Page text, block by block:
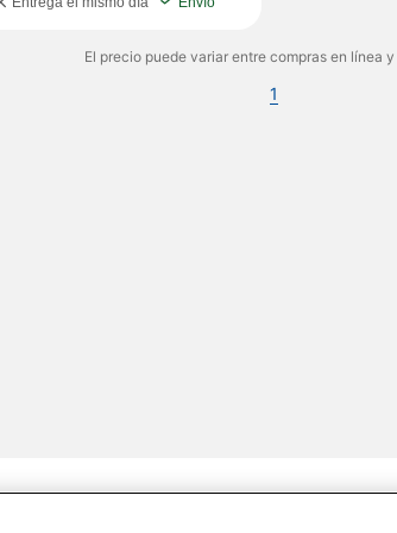
El precio puede variar entre compras en línea
1